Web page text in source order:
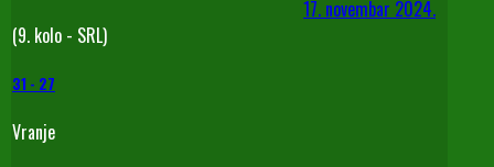
17. novembar 2024.
(9. kolo - SRL)
31 - 27
Vranje